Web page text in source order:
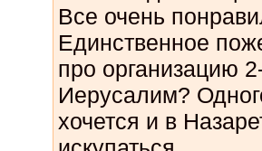
Все очень
Единственное
про организацию
Иерусалим?
хочется и в